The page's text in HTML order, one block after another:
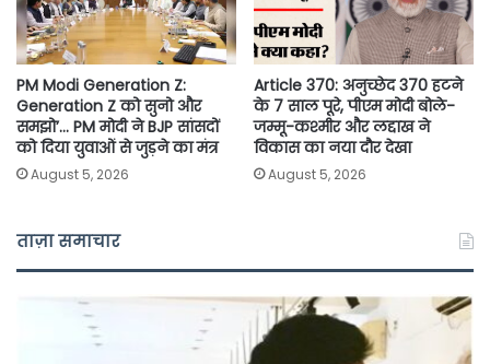
PM Modi Generation Z:
Generation Z को सुनो और
समझो’… PM मोदी ने BJP सांसदों
को दिया युवाओं से जुड़ने का मंत्र
August 5, 2026
Article 370: अनुच्छेद 370 हटने
के 7 साल पूरे, पीएम मोदी बोले-
जम्मू-कश्मीर और लद्दाख ने
विकास का नया दौर देखा
August 5, 2026
ताज़ा समाचार